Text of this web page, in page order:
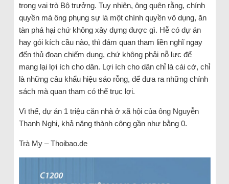
trong vai trò Bộ trưởng. Tuy nhiên, ông quên rằng, chính
quyền mà ông phụng sự là một chính quyền vô dụng, ăn
tàn phá hại chứ không xây dựng được gì. Hễ có dự án
hay gói kích cầu nào, thì đám quan tham liền nghĩ ngay
đến thủ đoạn chiếm dụng, chứ không phải nỗ lực để
mang lại lợi ích cho dân. Lợi ích cho dân chỉ là cái cớ, chỉ
là những câu khẩu hiệu sáo rỗng, để đưa ra những chính
sách mà quan tham có thể trục lợi.
Vì thế, dự án 1 triệu căn nhà ở xã hội của ông Nguyễn
Thanh Nghị, khả năng thành công gần như bằng 0.
Trà My – Thoibao.de